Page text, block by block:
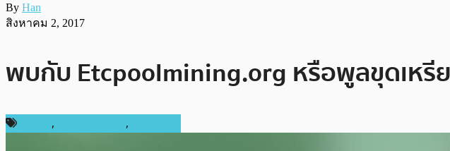
By Han
สิงหาคม 2, 2017
พบกับ Etcpoolmining.org หรือพูลขุดเหรี
, ,